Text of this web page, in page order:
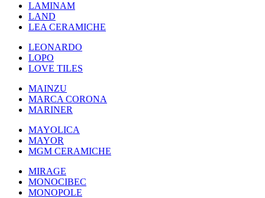
LAMINAM
LAND
LEA CERAMICHE
LEONARDO
LOPO
LOVE TILES
MAINZU
MARCA CORONA
MARINER
MAYOLICA
MAYOR
MGM CERAMICHE
MIRAGE
MONOCIBEC
MONOPOLE